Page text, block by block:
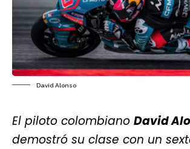
David Alonso
El piloto colombiano David
demostró su clase con un